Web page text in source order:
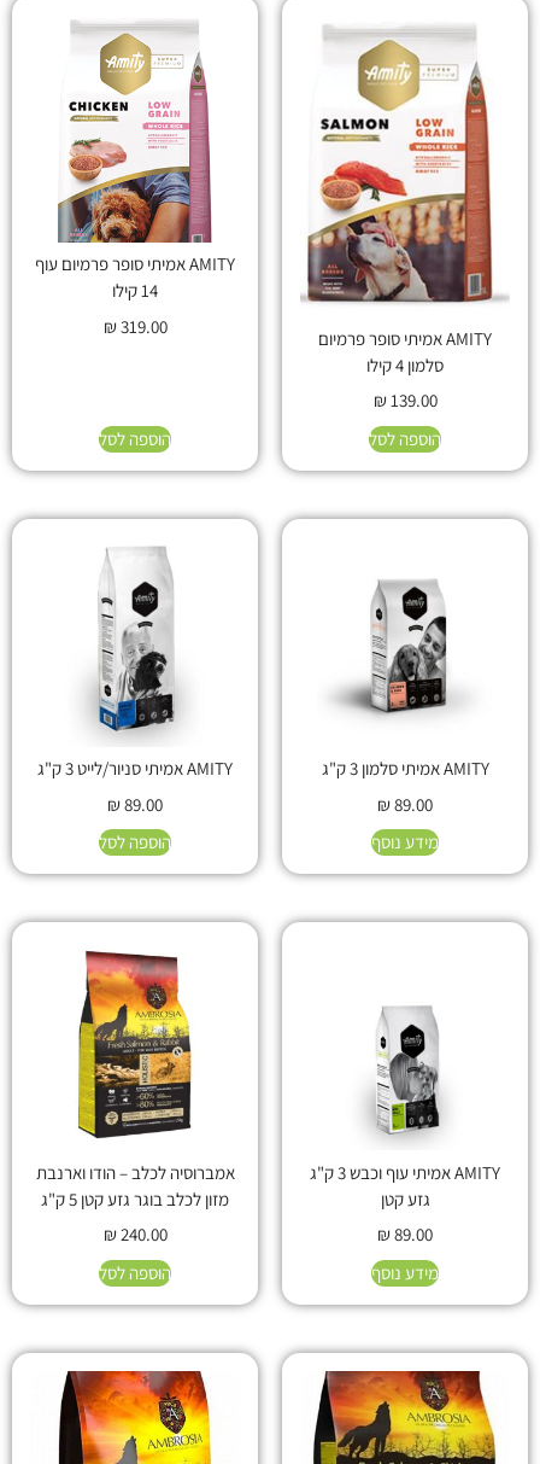
AMITY אמיתי סופר פרמיום
סלמון 4 קילו
₪139.00
הוספה לסל
AMITY אמיתי סופר פרמיום עוף
14 קילו
₪319.00
הוספה לסל
AMITY אמיתי סלמון 3 ק"ג
₪89.00
מידע נוסף
AMITY אמיתי סניור/לייט 3 ק"ג
₪89.00
הוספה לסל
AMITY אמיתי עוף וכבש 3 ק"ג
גזע קטן
₪89.00
מידע נוסף
אמברוסיה לכלב – הודו וארנבת
מזון לכלב בוגר גזע קטן 5 ק"ג
₪240.00
הוספה לסל